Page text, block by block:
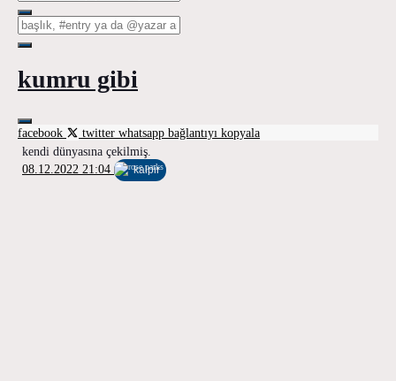
kumru gibi
facebook twitter whatsapp bağlantıyı kopyala
kendi dünyasına çekilmiş.
08.12.2022 21:04
kalpir